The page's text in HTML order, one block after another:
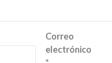
Correo
electrónico